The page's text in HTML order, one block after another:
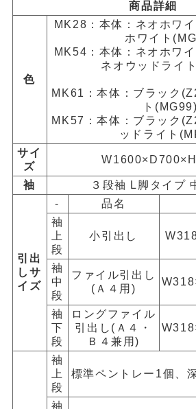
商品詳細
色
MK28：本体：ネオホワ
ホワイト
MK54：本体：ネオホワ
ネオウッドライ
MK61：本体：ブラック
ト(MG99)
MK57：本体：ブラック
ッドライト
サイ
ズ
袖 ３段袖 L脚タイプ
引出
しサ
イズ
- 品名
袖
上
段
小引出し
袖
中
段
ファイル引出し
(Ａ４用)
袖
下
段
ロングファイル
引出し(Ａ４・
Ｂ４兼用)
袖
上
段
標準ペントレー1個、
袖